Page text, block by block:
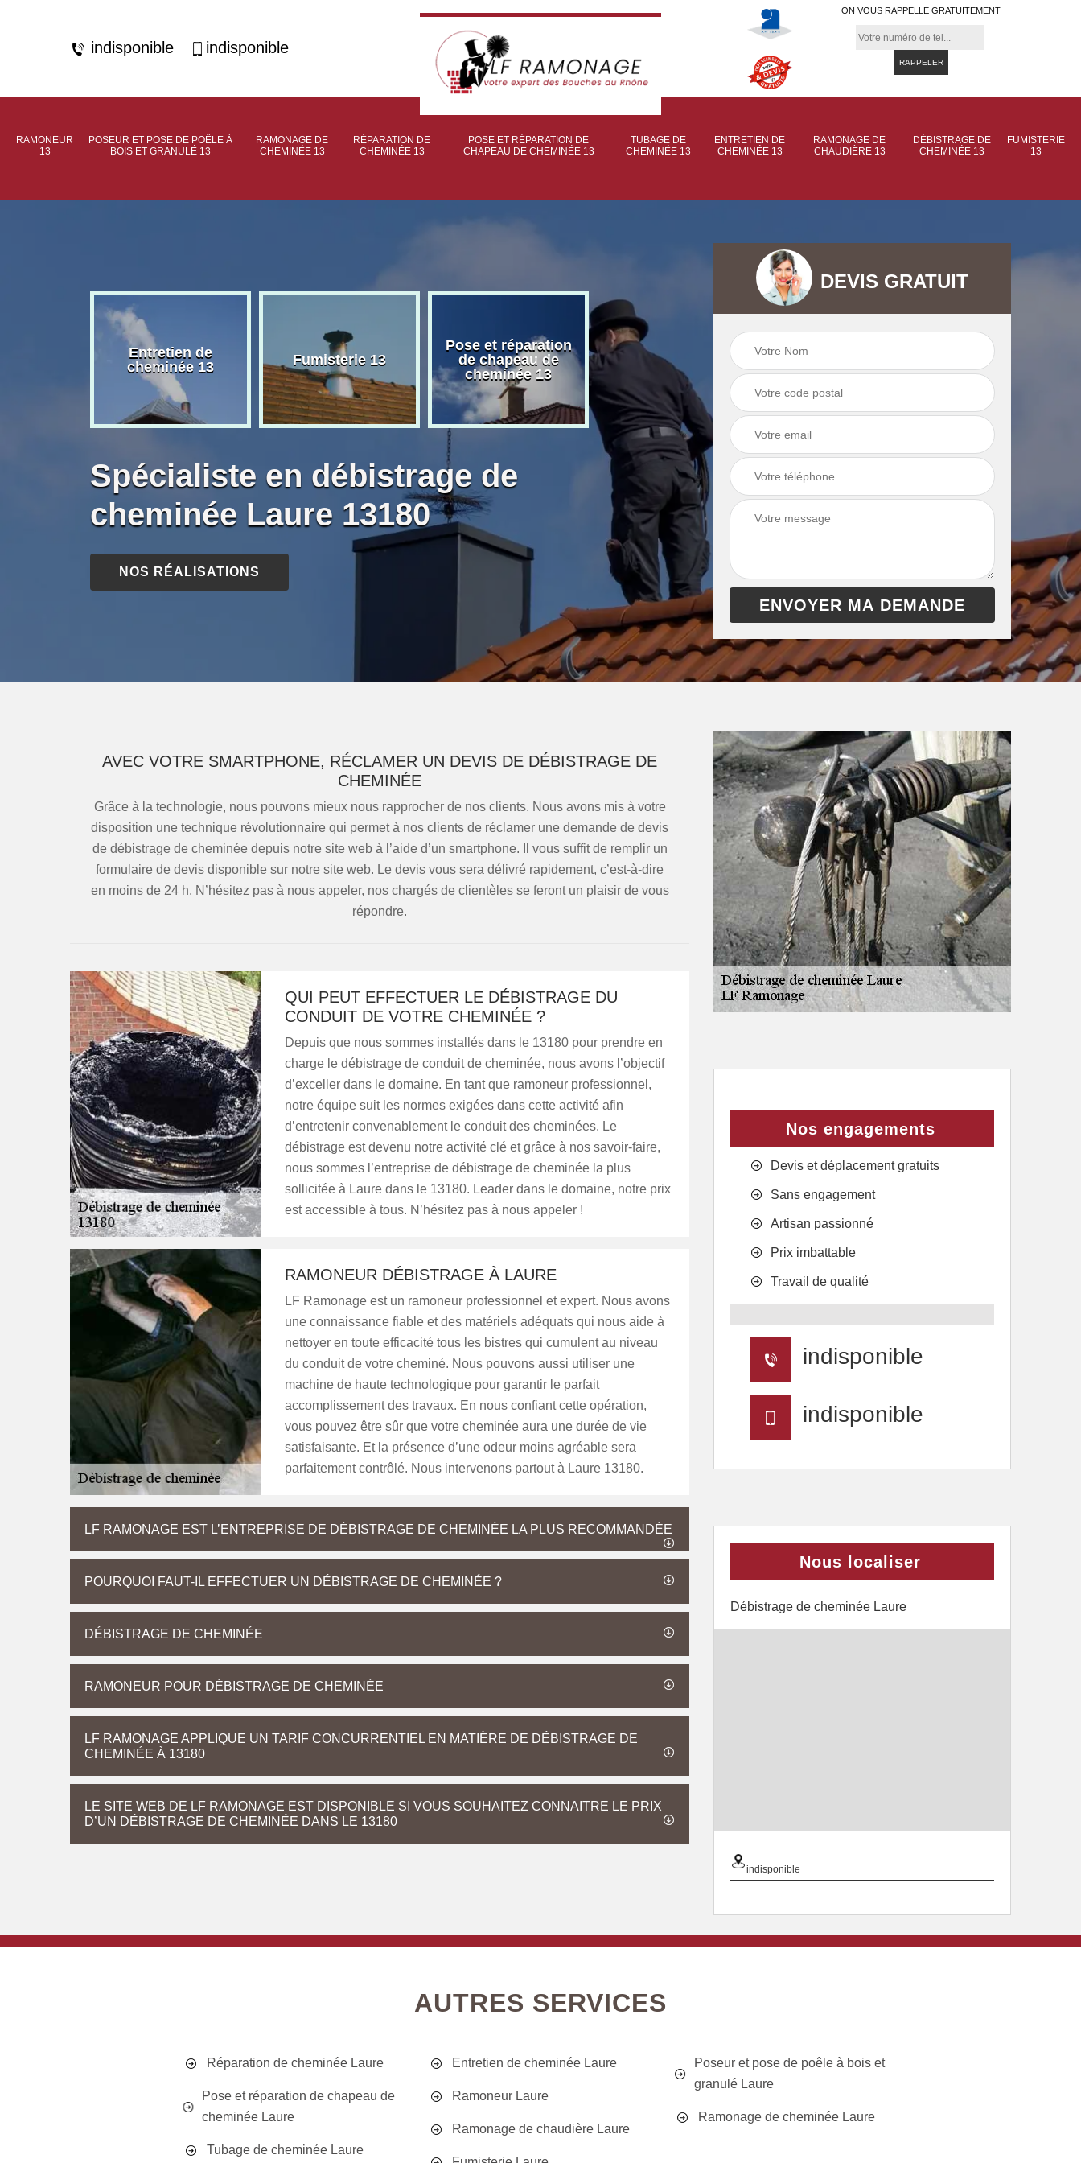
indisponible indisponible
ON VOUS RAPPELLE GRATUITEMENT
RAMONEUR
13
POSEUR ET POSE DE POÊLE À
BOIS ET GRANULÉ 13
RAMONAGE DE
CHEMINÉE 13
RÉPARATION DE
CHEMINÉE 13
POSE ET RÉPARATION DE
CHAPEAU DE CHEMINÉE 13
TUBAGE DE
CHEMINÉE 13
ENTRETIEN DE
CHEMINÉE 13
RAMONAGE DE
CHAUDIÈRE 13
DÉBISTRAGE DE
CHEMINÉE 13
FUMISTERIE
13
Entretien de
cheminée 13
Fumisterie 13
Pose et réparation
de chapeau de
cheminée 13
Poseur et pose de
poêle à bois et
granulé 13
Ramonage de
chaudière 13
Ramonage de
cheminée 13
Spécialiste en débistrage de
cheminée Laure 13180
NOS RÉALISATIONS
DEVIS GRATUIT
AVEC VOTRE SMARTPHONE, RÉCLAMER UN DEVIS DE DÉBISTRAGE DE
CHEMINÉE
Grâce à la technologie, nous pouvons mieux nous rapprocher de nos clients. Nous avons mis à votre
disposition une technique révolutionnaire qui permet à nos clients de réclamer une demande de devis
de débistrage de cheminée depuis notre site web à l’aide d’un smartphone. Il vous suffit de remplir un
formulaire de devis disponible sur notre site web. Le devis vous sera délivré rapidement, c’est-à-dire
en moins de 24 h. N’hésitez pas à nous appeler, nos chargés de clientèles se feront un plaisir de vous
répondre.
QUI PEUT EFFECTUER LE DÉBISTRAGE DU
CONDUIT DE VOTRE CHEMINÉE ?
Depuis que nous sommes installés dans le 13180 pour prendre en
charge le débistrage de conduit de cheminée, nous avons l’objectif
d’exceller dans le domaine. En tant que ramoneur professionnel,
notre équipe suit les normes exigées dans cette activité afin
d’entretenir convenablement le conduit des cheminées. Le
débistrage est devenu notre activité clé et grâce à nos savoir-faire,
nous sommes l’entreprise de débistrage de cheminée la plus
sollicitée à Laure dans le 13180. Leader dans le domaine, notre prix
est accessible à tous. N’hésitez pas à nous appeler !
RAMONEUR DÉBISTRAGE À LAURE
LF Ramonage est un ramoneur professionnel et expert. Nous avons
une connaissance fiable et des matériels adéquats qui nous aide à
nettoyer en toute efficacité tous les bistres qui cumulent au niveau
du conduit de votre cheminé. Nous pouvons aussi utiliser une
machine de haute technologique pour garantir le parfait
accomplissement des travaux. En nous confiant cette opération,
vous pouvez être sûr que votre cheminée aura une durée de vie
satisfaisante. Et la présence d’une odeur moins agréable sera
parfaitement contrôlé. Nous intervenons partout à Laure 13180.
LF RAMONAGE EST L’ENTREPRISE DE DÉBISTRAGE DE CHEMINÉE LA PLUS RECOMMANDÉE
POURQUOI FAUT-IL EFFECTUER UN DÉBISTRAGE DE CHEMINÉE ?
DÉBISTRAGE DE CHEMINÉE
RAMONEUR POUR DÉBISTRAGE DE CHEMINÉE
LF RAMONAGE APPLIQUE UN TARIF CONCURRENTIEL EN MATIÈRE DE DÉBISTRAGE DE
CHEMINÉE À 13180
LE SITE WEB DE LF RAMONAGE EST DISPONIBLE SI VOUS SOUHAITEZ CONNAITRE LE PRIX
D’UN DÉBISTRAGE DE CHEMINÉE DANS LE 13180
Nos engagements
Devis et déplacement gratuits
Sans engagement
Artisan passionné
Prix imbattable
Travail de qualité
indisponible
indisponible
Nous localiser
Débistrage de cheminée Laure
indisponible
AUTRES SERVICES
Réparation de cheminée Laure
Pose et réparation de chapeau de
cheminée Laure
Tubage de cheminée Laure
Entretien de cheminée Laure
Ramoneur Laure
Ramonage de chaudière Laure
Poseur et pose de poêle à bois et
granulé Laure
Ramonage de cheminée Laure